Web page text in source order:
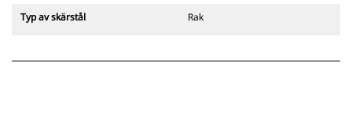
anpassade redskapsfästen har ett
CW-anpassade redskapsfästen
Typ av skärstål Rak